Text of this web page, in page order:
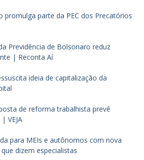
promulga parte da PEC dos Precatórios
Previdência de Bolsonaro reduz
| Reconta Aí
ideia de capitalização da
de reforma trabalhista prevê
VEJA
para MEIs e autônomos com nova
dizem especialistas